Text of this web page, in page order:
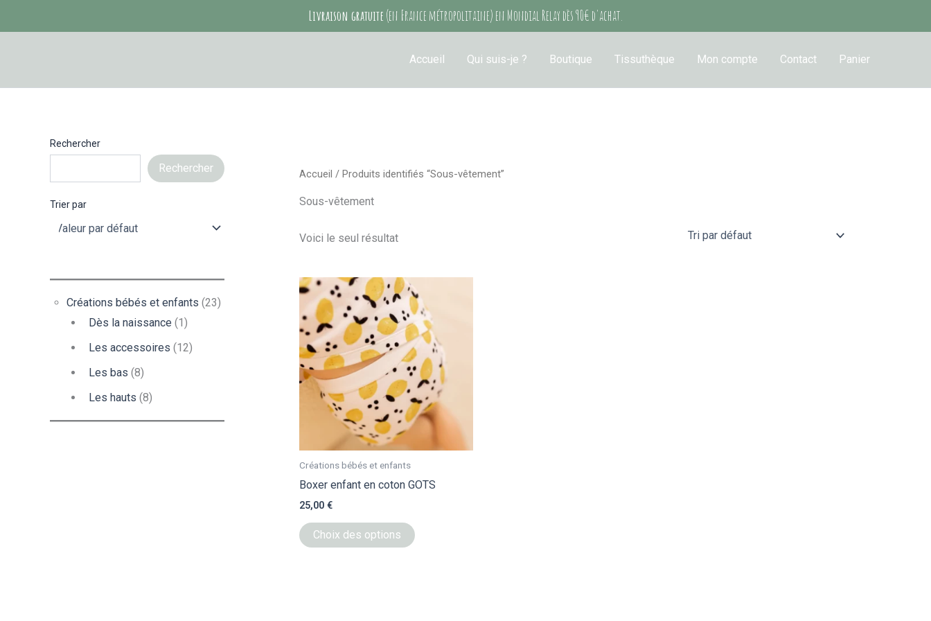
Livraison gratuite (en France métropolitaine) en Mondial Relay dès 90€ d'achat.
Accueil
Qui suis-je ? Boutique Tissuthèque Mon compte Contact Panier
Rechercher
Rechercher
Trier par
Créations bébés et enfants (23)
Dès la naissance (1)
Les accessoires (12)
Les bas (8)
Les hauts (8)
Accueil / Produits identifiés “Sous-vêtement”
Sous-vêtement
Voici le seul résultat
Créations bébés et enfants
Boxer enfant en coton GOTS
25,00 €
Choix des options
produit
a
plusieurs
variations.
Les
options
peuvent
choisies
la
produit